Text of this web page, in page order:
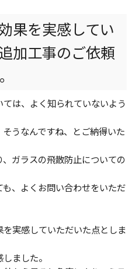
果を実感してい
加工事のご依頼
は、よく知られていないよう
うなんですね、とご納得いた
ガラスの飛散防止についての
、よくお問い合わせをいただ
実感していただいた点としま
ました。